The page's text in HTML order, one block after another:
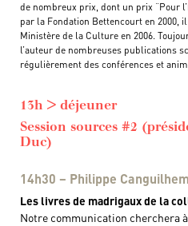
de nombreux prix, dont un prix “Pour
par la Fondation Bettencourt en 2000,
Ministère de la Culture en 2006.
l’auteur de nombreuses publications
régulièrement des conférences et
13h > déjeuner
Session sources #2
Duc)
14h30 – Philippe
Les livres de madrigaux de la
Notre communication cherchera